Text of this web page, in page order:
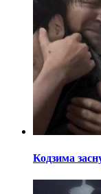
Кодзима